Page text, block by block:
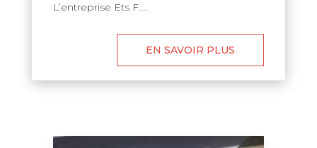
L’entreprise Ets F....
EN SAVOIR PLUS